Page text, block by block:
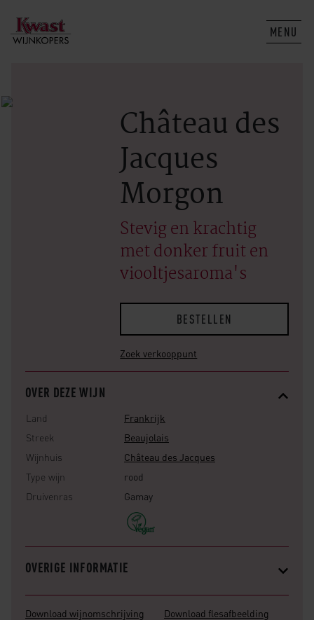
MENU
Château des
Jacques
Morgon
Stevig en krachtig
met donker fruit en
viooltjesaroma's
BESTELLEN
Zoek verkooppunt
OVER DEZE WIJN
Land
Frankrijk
Streek
Beaujolais
Wijnhuis
Château des Jacques
Type wijn
rood
Druivenras
Gamay
OVERIGE INFORMATIE
Download wijnomschrijving Download flesafbeelding